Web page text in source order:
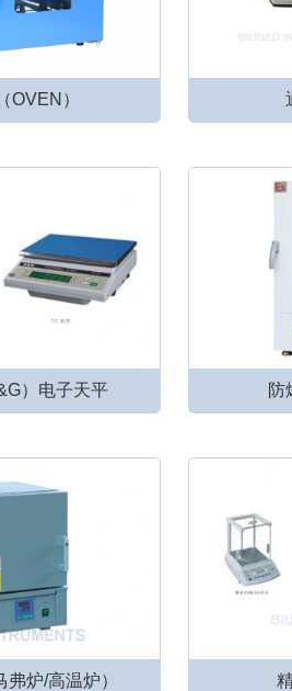
OVEN）
）电子天平 防
炉/高温炉）